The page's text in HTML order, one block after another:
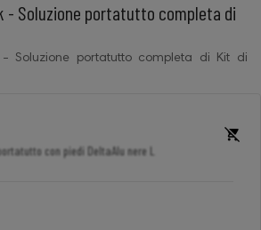
- Soluzione portatutto completa di
- Soluzione portatutto completa di Kit di
con piedi DeltaAlu nere L